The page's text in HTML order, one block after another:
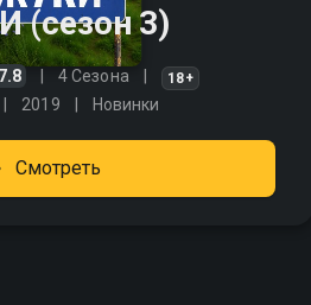
(сезон 3)
7.8 4 Сезона 18+
2019 Новинки
Смотреть